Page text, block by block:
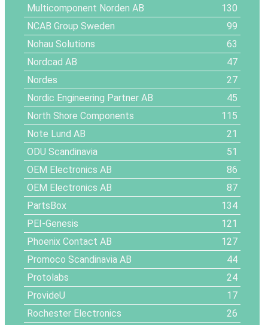
Multicomponent Norden AB
130
NCAB Group Sweden
99
Nohau Solutions
63
Nordcad AB
47
Nordes
27
Nordic Engineering Partner AB
45
North Shore Components
115
Note Lund AB
21
ODU Scandinavia
51
OEM Electronics AB
86
OEM Electronics AB
87
PartsBox
134
PEI-Genesis
121
Phoenix Contact AB
127
Promoco Scandinavia AB
44
Protolabs
24
ProvideU
17
Rochester Electronics
26